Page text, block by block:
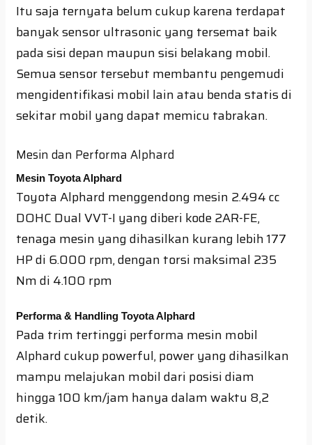
Itu saja ternyata belum cukup karena terdapat
banyak sensor ultrasonic yang tersemat baik
pada sisi depan maupun sisi belakang mobil.
Semua sensor tersebut membantu pengemudi
mengidentifikasi mobil lain atau benda statis di
sekitar mobil yang dapat memicu tabrakan.
Mesin dan Performa Alphard
Mesin Toyota Alphard
Toyota Alphard menggendong mesin 2.494 cc
DOHC Dual VVT-I yang diberi kode 2AR-FE,
tenaga mesin yang dihasilkan kurang lebih 177
HP di 6.000 rpm, dengan torsi maksimal 235
Nm di 4.100 rpm
Performa & Handling Toyota Alphard
Pada trim tertinggi performa mesin mobil
Alphard cukup powerful, power yang dihasilkan
mampu melajukan mobil dari posisi diam
hingga 100 km/jam hanya dalam waktu 8,2
detik.